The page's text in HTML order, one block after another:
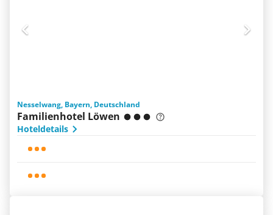
Nesselwang, Bayern, Deutschland
Familienhotel Löwen
Hoteldetails